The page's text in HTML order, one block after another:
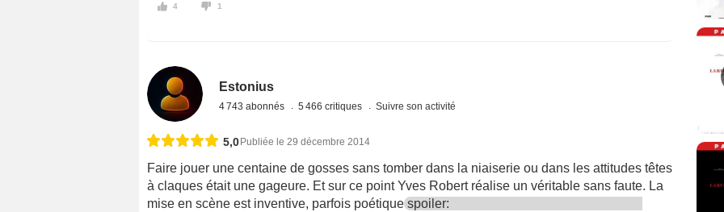
4 1
Estonius
4 743 abonnés 5 466 critiques Suivre son activité
5,0 Publiée le 29 décembre 2014
Faire jouer une centaine de gosses sans tomber dans la niaiserie ou dans les attitudes têtes
à claques était une gageure. Et sur ce point Yves Robert réalise un véritable sans faute. La
mise en scène est inventive, parfois poétique spoiler: